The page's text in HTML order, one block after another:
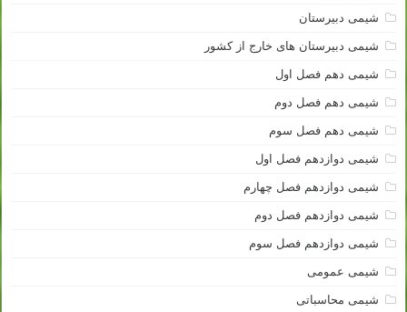
شیمی دبیرستان
شیمی دبیرستان های خارج از کشور
شیمی دهم فصل اول
شیمی دهم فصل دوم
شیمی دهم فصل سوم
شیمی دوازدهم فصل اول
شیمی دوازدهم فصل چهارم
شیمی دوازدهم فصل دوم
شیمی دوازدهم فصل سوم
شیمی عمومی
شیمی محاسباتی